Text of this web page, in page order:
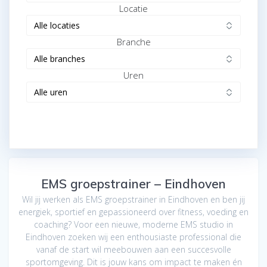
EMS groepstrainer – Eindhoven
Wil jij werken als EMS groepstrainer in Eindhoven en ben jij
energiek, sportief en gepassioneerd over fitness, voeding en
coaching? Voor een nieuwe, moderne EMS studio in
Eindhoven zoeken wij een enthousiaste professional die
vanaf de start wil meebouwen aan een succesvolle
sportomgeving. Dit is jouw kans om impact te maken én
Locatie
Branche
Uren